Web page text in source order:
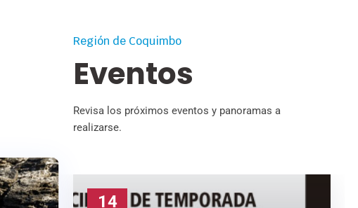
Región de Coquimbo
Eventos
Revisa los próximos eventos y panoramas a
realizarse.
28